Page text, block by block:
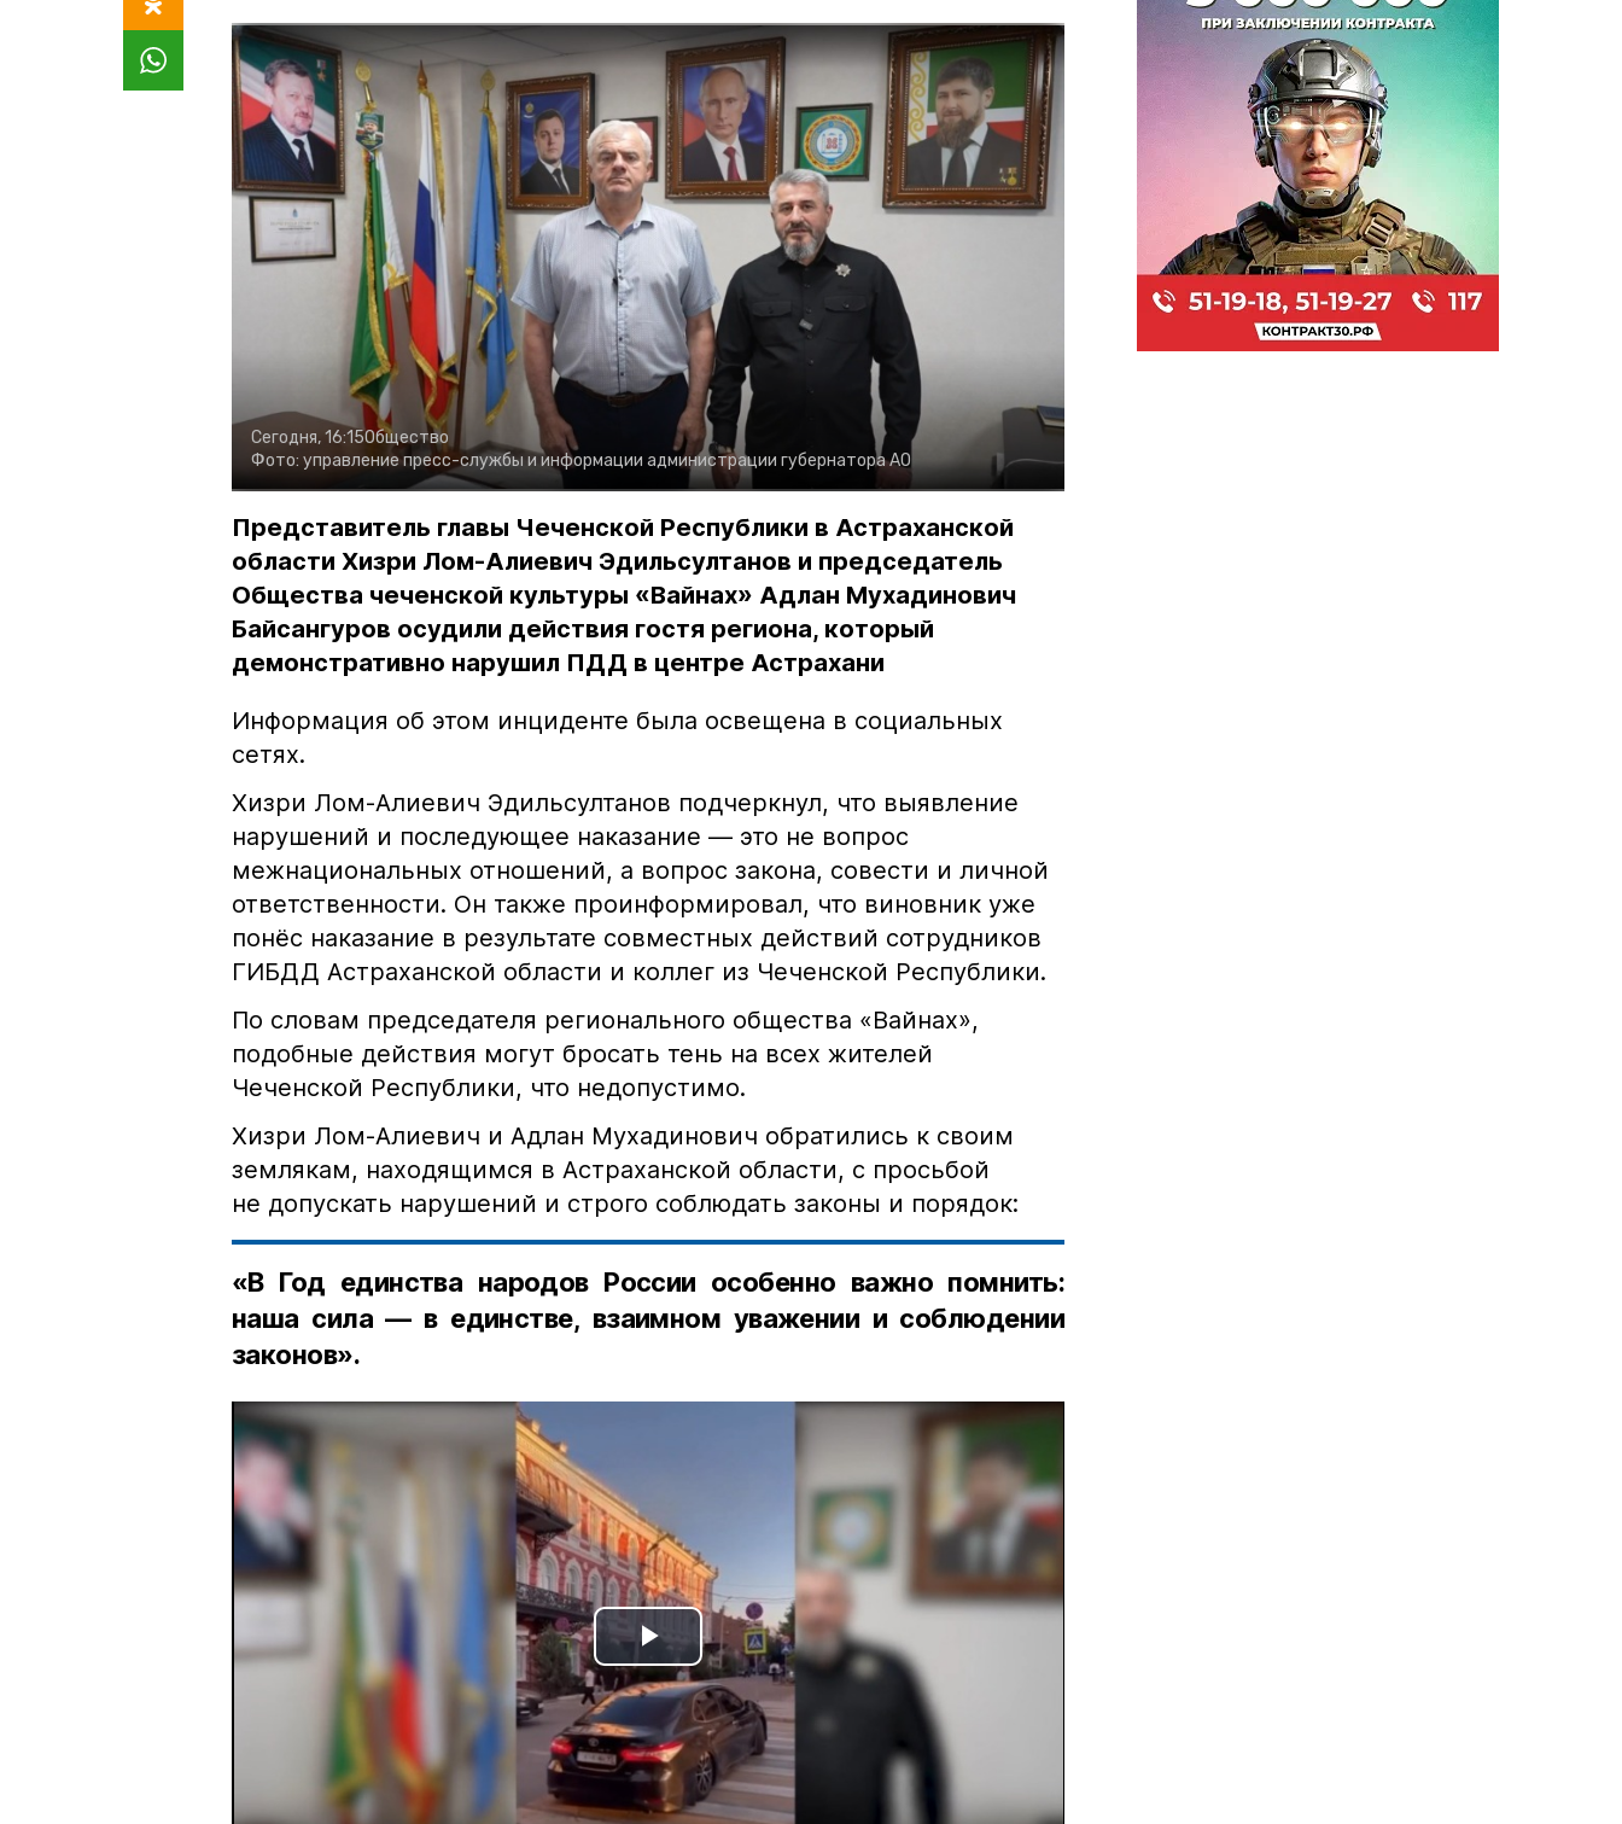
Сегодня, 16:15Общество
Фото: управление пресс-службы и информации администрации губернатора АО
Представитель главы Чеченской Республики в Астраханской
области Хизри Лом-Алиевич Эдильсултанов и председатель
Общества чеченской культуры «Вайнах» Адлан Мухадинович
Байсангуров осудили действия гостя региона, который
демонстративно нарушил ПДД в центре Астрахани
Информация об этом инциденте была освещена в социальных
сетях.
Хизри Лом-Алиевич Эдильсултанов подчеркнул, что выявление
нарушений и последующее наказание — это не вопрос
межнациональных отношений, а вопрос закона, совести и личной
ответственности. Он также проинформировал, что виновник уже
понёс наказание в результате совместных действий сотрудников
ГИБДД Астраханской области и коллег из Чеченской Республики.
По словам председателя регионального общества «Вайнах»,
подобные действия могут бросать тень на всех жителей
Чеченской Республики, что недопустимо.
Хизри Лом-Алиевич и Адлан Мухадинович обратились к своим
землякам, находящимся в Астраханской области, с просьбой
не допускать нарушений и строго соблюдать законы и порядок:
«В Год единства народов России особенно важно помнить:
наша сила — в единстве, взаимном уважении и соблюдении
законов».
Play
Video